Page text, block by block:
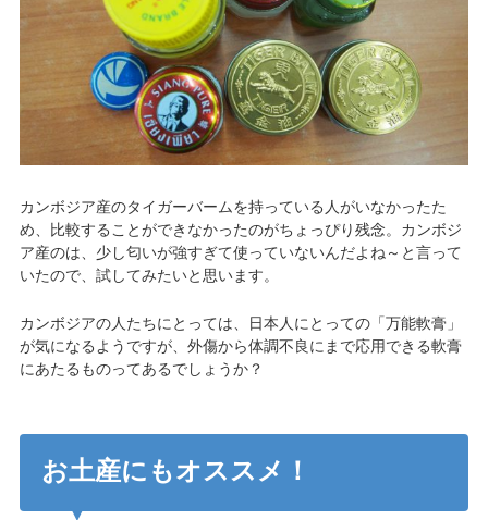
カンボジア産のタイガーバームを持っている人がいなかったた
め、比較することができなかったのがちょっぴり残念。カンボジ
ア産のは、少し匂いが強すぎて使っていないんだよね～と言って
いたので、試してみたいと思います。
カンボジアの人たちにとっては、日本人にとっての「万能軟膏」
が気になるようですが、外傷から体調不良にまで応用できる軟膏
にあたるものってあるでしょうか？
お土産にもオススメ！